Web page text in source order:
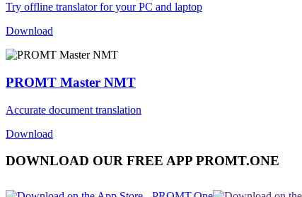
Try offline translator for your PC and laptop
Download
PROMT Master NMT
Accurate document translation
Download
DOWNLOAD OUR FREE APP PROMT.ONE